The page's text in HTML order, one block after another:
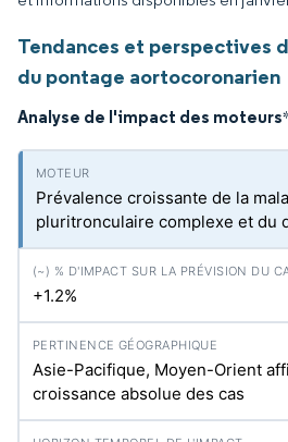
Tendances et perspectives
du pontage aortocoronarien
Analyse de l'impact des moteurs
Prévalence croissante de la
pluritronculaire complexe et du
+1.2%
Asie-Pacifique, Moyen-Orient
croissance absolue des cas